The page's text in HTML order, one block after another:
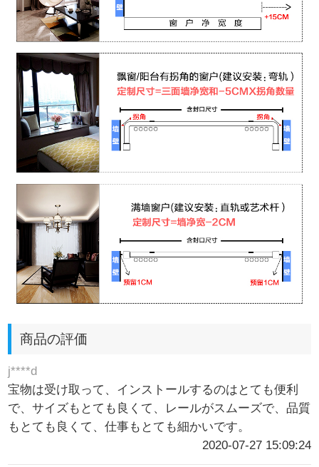
商品の評価
j****d
宝物は受け取って、インストールするのはとても便利
で、サイズもとても良くて、レールがスムーズで、品質
もとても良くて、仕事もとても細かいです。
2020-07-27 15:09:24